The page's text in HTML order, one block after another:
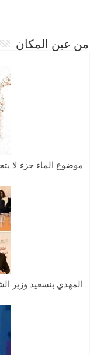
من عين المكان
موضوع الماء جزء لا
المهدي بنسعيد وزير